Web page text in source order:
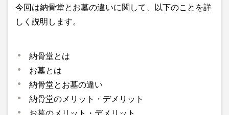
今回は納骨堂とお墓の違いに関して、以下のことを詳
しく説明します。
納骨堂とは
お墓とは
納骨堂とお墓の違い
納骨堂のメリット・デメリット
お墓のメリット・デメリット